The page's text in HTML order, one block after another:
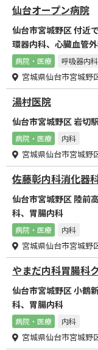
仙台オープン病院
仙台市宮城野区 付近
環器内科、心臓血管
病院・医療 呼吸器内科
宮城県仙台市宮城野
湯村医院
仙台市宮城野区 岩切
病院・医療 内科
宮城県仙台市宮城野
佐藤彰内科消化器
仙台市宮城野区 陸前
科、胃腸内科
病院・医療 内科
宮城県仙台市宮城野
やまだ内科胃腸科
仙台市宮城野区 小鶴
科、胃腸内科
病院・医療 内科
宮城県仙台市宮城野